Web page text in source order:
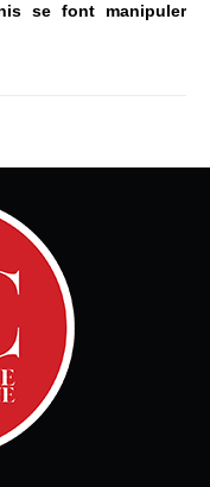
se font manipuler